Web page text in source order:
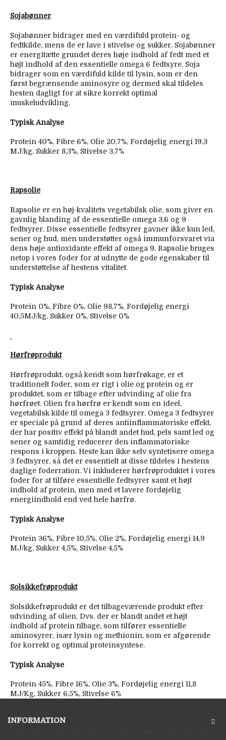
Sojabønner
Sojabønner bidrager med en værdifuld protein- og
fedtkilde, mens de er lave i stivelse og sukker. Sojabønner
er energitætte grundet deres høje indhold af fedt med et
højt indhold af den essentielle omega 6 fedtsyre. Soja
bidrager som en værdifuld kilde til lysin, som er den
først begrænsende aminosyre og dermed skal tildeles
hesten dagligt for at sikre korrekt optimal
muskeludvikling.
Typisk Analyse
Protein 40%, Fibre 6%, Olie 20,7%, Fordøjelig energi 19,3
MJ/kg, Sukker 8,3%, Stivelse 3,7%
Rapsolie
Rapsolie er en høj-kvalitets vegetabilsk olie, som giver en
gavnlig blanding af de essentielle omega 3,6 og 9
fedtsyrer. Disse essentielle fedtsyrer gavner ikke kun led,
sener og hud, men understøtter også immunforsvaret via
dens høje antioxidante effekt af omega 9. Rapsolie bruges
netop i vores foder for at udnytte de gode egenskaber til
understøttelse af hestens vitalitet.
Typisk Analyse
Protein 0%, Fibre 0%, Olie 98,7%, Fordøjelig energi
40,5MJ/kg, Sukker 0%, Stivelse 0%
Hørfrøprodukt
Hørfrøprodukt, også kendt som hørfrøkage, er et
traditionelt foder, som er rigt i olie og protein og er
produktet, som er tilbage efter udvinding af olie fra
hørfrøet. Olien fra hørfrø er kendt som en ideel,
vegetabilsk kilde til omega 3 fedtsyrer. Omega 3 fedtsyrer
er speciale på grund af deres antiinflammatoriske effekt,
der har positiv effekt på blandt andet hud, pels samt led og
sener og samtidig reducerer den inflammatoriske
respons i kroppen. Heste kan ikke selv syntetisere omega
3 fedtsyrer, så det er essentielt at disse tildeles i hestens
daglige foderration. Vi inkluderer hørfrøproduktet i vores
foder for at tilføre essentielle fedtsyrer samt et højt
indhold af protein, men med et lavere fordøjelig
energiindhold end ved hele hørfrø.
Typisk Analyse
Protein 36%, Fibre 10,5%, Olie 2%, Fordøjelig energi 14,9
MJ/kg, Sukker 4,5%, Stivelse 4,5%
Solsikkefrøprodukt
Solsikkefrøprodukt er det tilbageværende produkt efter
udvinding af olien. Dvs. der er blandt andet et højt
indhold af protein tilbage, som tilfører essentielle
aminosyrer, især lysin og methionin, som er afgørende
for korrekt og optimal proteinsyntese.
Typisk Analyse
Protein 45%, Fibre 16%, Olie 3%, Fordøjelig energi 11,8
MJ/Kg, Sukker 6,5%, Stivelse 6%
INFORMATION